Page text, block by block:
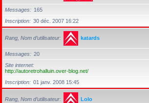
Messages
165
Inscription
30 déc. 2007 16:22
Rang, Nom d’utilisateur katards
Messages
20
Site internet
http://autoretrohalluin.over-blog.net/
Inscription
01 janv. 2008 15:45
Rang, Nom d’utilisateur Lolo